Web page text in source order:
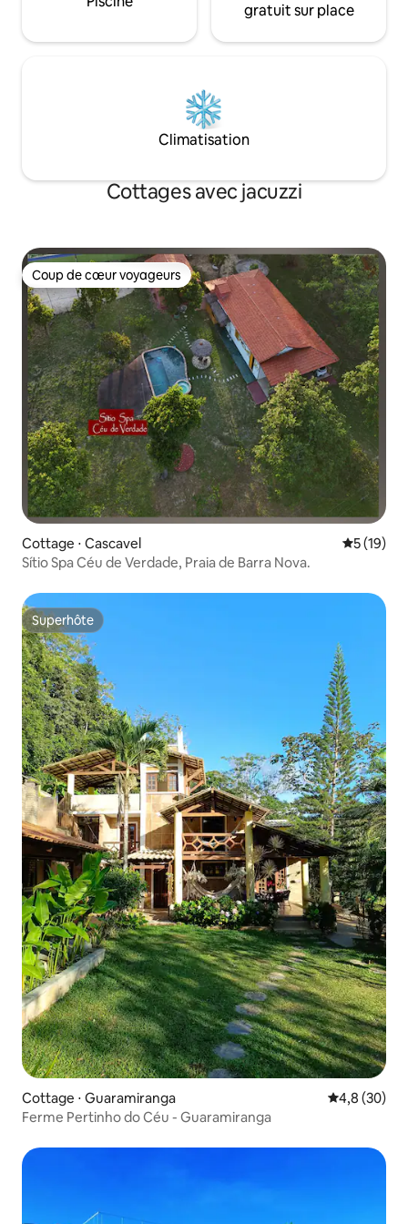
gratuit sur place
Climatisation
Cottages avec jacuzzi
Coup de cœur voyageurs
Coup de cœur voyageurs
Cottage ⋅ Cascavel
5 (19)
Sítio Spa Céu de Verdade, Praia de Barra Nova.
Superhôte
Superhôte
Cottage ⋅ Guaramiranga Évaluation
4,8 (30)
Ferme Pertinho do Céu - Guaramiranga